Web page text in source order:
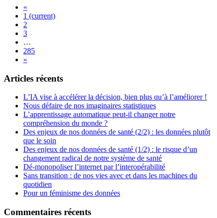
«
1 (current)
2
3
…
285
»
Articles récents
L’IA vise à accélérer la décision, bien plus qu’à l’améliorer !
Nous défaire de nos imaginaires statistiques
L’apprentissage automatique peut-il changer notre
compréhension du monde ?
Des enjeux de nos données de santé (2/2) : les données plutôt
que le soin
Des enjeux de nos données de santé (1/2) : le risque d’un
changement radical de notre système de santé
Dé-monopoliser l’internet par l’interopérabilité
Sans transition : de nos vies avec et dans les machines du
quotidien
Pour un féminisme des données
Commentaires récents